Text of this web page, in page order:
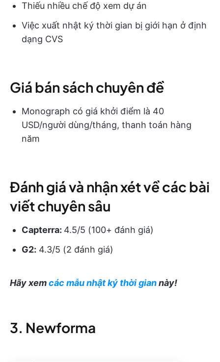
Thiếu nhiều chế độ xem dự án
Việc xuất nhật ký thời gian bị giới hạn ở định
dạng CVS
Giá bán sách chuyên đề
Monograph có giá khởi điểm là 40
USD/người dùng/tháng, thanh toán hàng
năm
Đánh giá và nhận xét về các bài
viết chuyên sâu
Capterra: 4.5/5 (100+ đánh giá)
G2: 4.3/5 (2 đánh giá)
Hãy xemcác mẫu nhật ký thời giannày!
3. Newforma